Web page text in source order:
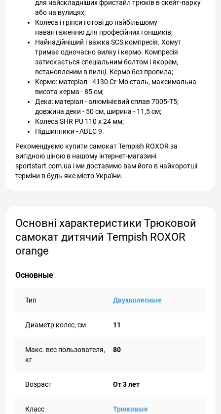
для найскладніших фристайл трюків в скейт-парку
або на вулицях;
Колеса і гріпси готові до найбільшому
навантаженню для професійних гонщиків;
Найнадійніший і важка SCS компресія. Хомут
тримає одночасно вилку і кермо. Компресія
затискається спеціальним болтом і якорем,
встановленим в вилці. Кермо без пропила;
Кермо: матеріал - 4130 Cr-Mo сталь, максимальна
висота керма - 85 см;
Дека: матеріал - алюмінієвий сплав 7005-T5;
довжина деки - 50 см, ширина - 11,5 см;
Колеса SHR PU 110 x 24 мм;
Підшипники - АВЕС 9.
Рекомендуємо купити самокат Tempish ROXOR за
вигідною ціною в нашому інтернет-магазині
sportstart.com.ua і ми доставимо вам його в найкоротші
терміни в будь-яке місто України.
Основні характеристики Трюковой
самокат дитячий Tempish ROXOR
orange
Основные
Тип Двухколесные
Диаметр колес, см 11
Макс. вес пользователя,
кг
80
Возраст От 3 лет
Класс Трюковые